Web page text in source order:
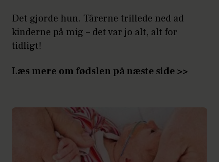
Det gjorde hun. Tårerne trillede ned ad
kinderne på mig – det var jo alt, alt for
tidligt!
Læs mere om fødslen på næste side >>